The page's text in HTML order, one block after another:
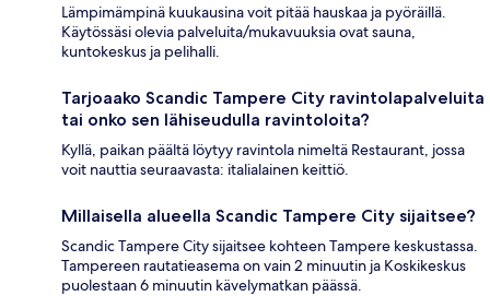
Lämpimämpinä kuukausina voit pitää hauskaa ja pyöräillä.
Käytössäsi olevia palveluita/mukavuuksia ovat sauna,
kuntokeskus ja pelihalli.
Tarjoaako Scandic Tampere City ravintolapalveluita
tai onko sen lähiseudulla ravintoloita?
Kyllä, paikan päältä löytyy ravintola nimeltä Restaurant, jossa
voit nauttia seuraavasta: italialainen keittiö.
Millaisella alueella Scandic Tampere City sijaitsee?
Scandic Tampere City sijaitsee kohteen Tampere keskustassa.
Tampereen rautatieasema on vain 2 minuutin ja Koskikeskus
puolestaan 6 minuutin kävelymatkan päässä.